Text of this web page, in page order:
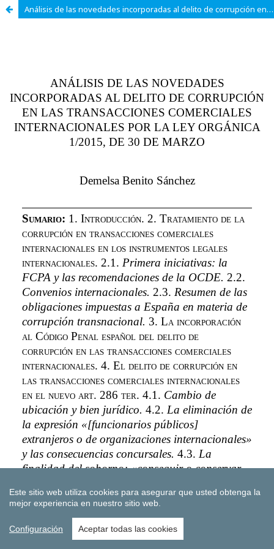
Análisis de las novedades incorporadas al delito de corrupción en las transacciones comerciales internacionales por la Ley Orgánica 1/2015, de 30 de marzo
Este sitio web utiliza cookies para asegurar que usted obtenga la
mejor experiencia en nuestro sitio web.
Configuración Aceptar todas las cookies